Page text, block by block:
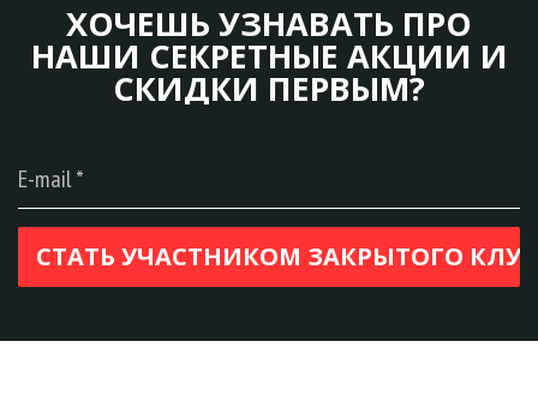
ХОЧЕШЬ УЗНАВАТЬ ПРО
НАШИ СЕКРЕТНЫЕ АКЦИИ И
СКИДКИ ПЕРВЫМ?